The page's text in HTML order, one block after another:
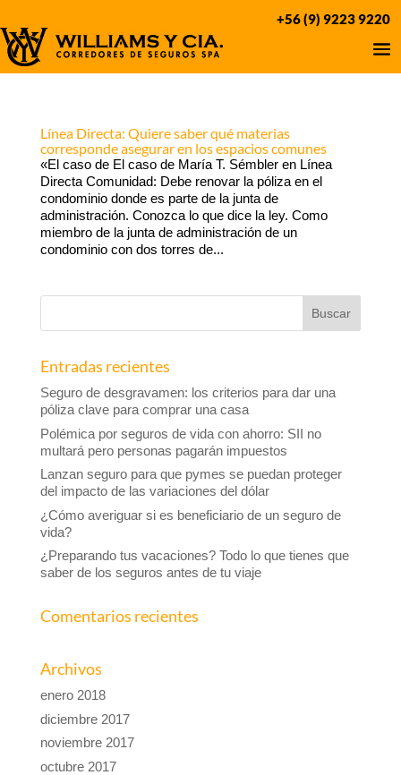
+56 (9) 9223 9220
Línea Directa: Quiere saber qué materias
corresponde asegurar en los espacios comunes
«El caso de El caso de María T. Sémbler en Línea
Directa Comunidad: Debe renovar la póliza en el
condominio donde es parte de la junta de
administración. Conozca lo que dice la ley. Como
miembro de la junta de administración de un
condominio con dos torres de...
Entradas recientes
Seguro de desgravamen: los criterios para dar una
póliza clave para comprar una casa
Polémica por seguros de vida con ahorro: SII no
multará pero personas pagarán impuestos
Lanzan seguro para que pymes se puedan proteger
del impacto de las variaciones del dólar
¿Cómo averiguar si es beneficiario de un seguro de
vida?
¿Preparando tus vacaciones? Todo lo que tienes que
saber de los seguros antes de tu viaje
Comentarios recientes
Archivos
enero 2018
diciembre 2017
noviembre 2017
octubre 2017